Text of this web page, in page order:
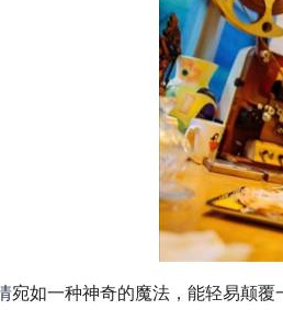
宛如一种神奇的魔法，能轻易颠